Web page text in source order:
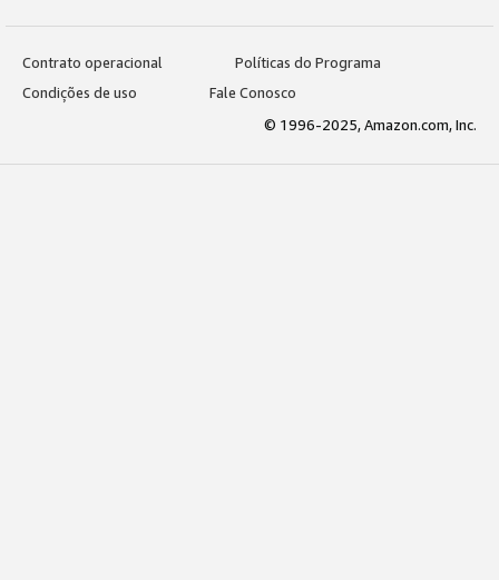
Contrato operacional
Políticas do Programa
Condições de uso
Fale Conosco
© 1996-2025, Amazon.com, Inc.